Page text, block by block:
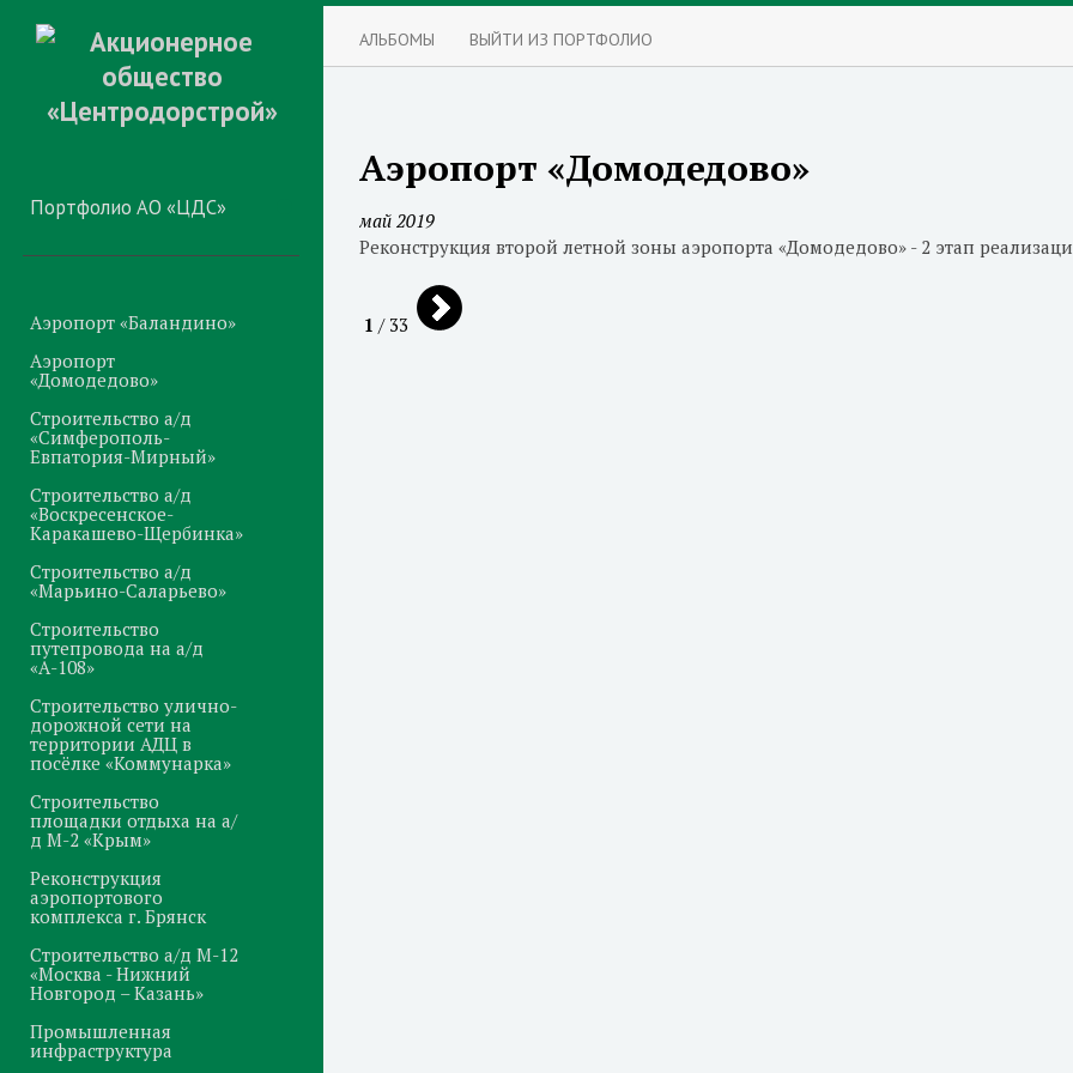
Портфолио АО «ЦДС»
Аэропорт «Баландино»
Аэропорт
«Домодедово»
Строительство а/д
«Симферополь-
Евпатория-Мирный»
Строительство а/д
«Воскресенское-
Каракашево-Щербинка»
Строительство а/д
«Марьино-Саларьево»
Строительство
путепровода на а/д
«А-108»
Строительство улично-
дорожной сети на
территории АДЦ в
посёлке «Коммунарка»
Строительство
площадки отдыха на а/
д М-2 «Крым»
Реконструкция
аэропортового
комплекса г. Брянск
Строительство а/д М-12
«Москва - Нижний
Новгород – Казань»
Промышленная
инфраструктура
АЛЬБОМЫ ВЫЙТИ ИЗ ПОРТФОЛИО
Аэропорт «Домодедово»
май 2019
Реконструкция второй летной зоны аэропорта «Домодедово» - 2 этап
1 / 33